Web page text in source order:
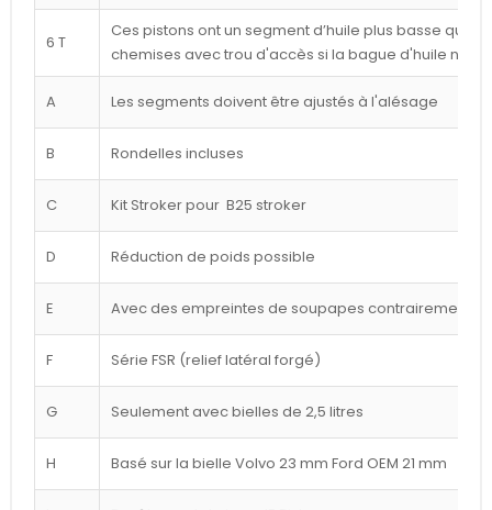
6 T
Ces pistons ont un segment d’huile plus basse que
chemises avec trou d'accès si la bague d'huile
A Les segments doivent être ajustés à l'alésage
B Rondelles incluses
C Kit Stroker pour B25 stroker
D Réduction de poids possible
E Avec des empreintes de soupapes contrairement à
F Série FSR (relief latéral forgé)
G Seulement avec bielles de 2,5 litres
H Basé sur la bielle Volvo 23 mm Ford OEM 21 mm